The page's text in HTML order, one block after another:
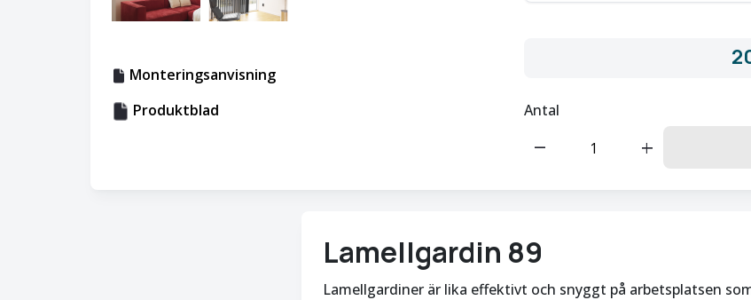
Monteringsanvisning
Produktblad
Antal
remove add
Lamellgardin 89
Lamellgardiner är lika effektivt och snyggt på arbetsplatsen